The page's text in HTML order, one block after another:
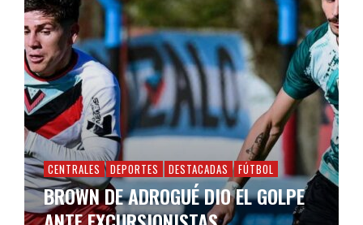
CENTRALES DEPORTES DESTACADAS FÚTBOL
BROWN DE ADROGUÉ DIO EL GOLPE